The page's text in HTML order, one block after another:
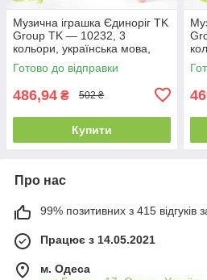
Музична іграшка Єдиноріг TK
Group TK — 10232, 3
кольори, українська мова,
звук, підсвітка
Готово до відправки
486,94 ₴ 502 ₴
Купити
Про нас
99% позитивних з 415 відгуків
Працює з 14.05.2021
м. Одеса